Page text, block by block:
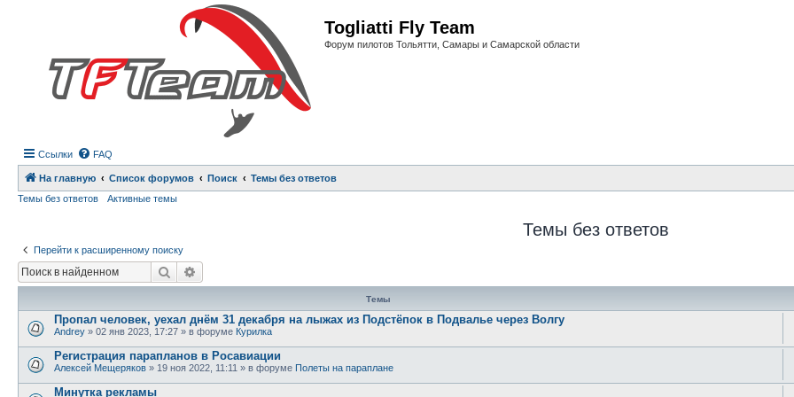
Togliatti Fly Team
Форум пилотов Тольятти, Самары и Самарской области
Ссылки FAQ
На главную Список форумов Поиск
Темы без ответов
Темы без ответов
Активные темы
Темы без ответов
Перейти к расширенному поиску
Поиск
Темы
Пропал человек, уехал днём 31 декабря на лыжах из Подстёпок в Подвалье через Волгу
Andrey » 02 янв 2023, 17:27 » в форуме Курилка
Регистрация парапланов в Росавиации
Алексей Мещеряков » 19 ноя 2022, 11:11 » в форуме Полеты на параплане
Минутка рекламы